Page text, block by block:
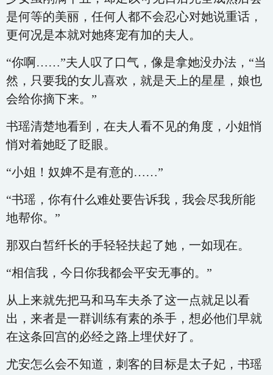
是何等的美丽，任何人都不会忍心对她说重话，
更何况是本就对她疼宠有加的夫人。
“你啊……”夫人叹了口气，像是拿她没办法，“当
然，只要我的女儿喜欢，就是天上的星星，娘也
会给你摘下来。”
书瑶清楚地看到，在夫人看不见的角度，小姐悄
悄对着她眨了眨眼。
“小姐！奴婢不是有意的……”
“书瑶，你有什么难处要告诉我，我会尽我所能
地帮你。”
那双白皙纤长的手轻轻扶起了她，一如现在。
“相信我，今日你我都会平安无事的。”
从上来就先把马和马车夫杀了这一点就足以看
出，来者是一群训练有素的杀手，想必他们早就
在这条回宫的必经之路上埋伏好了。
尤安怎么会不知道，刺客的目标是太子妃，书瑶